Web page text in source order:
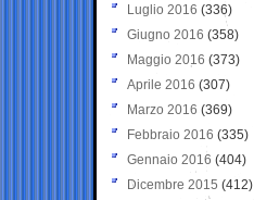
Luglio 2016 (336)
Giugno 2016 (358)
Maggio 2016 (373)
Aprile 2016 (307)
Marzo 2016 (369)
Febbraio 2016 (335)
Gennaio 2016 (404)
Dicembre 2015 (412)